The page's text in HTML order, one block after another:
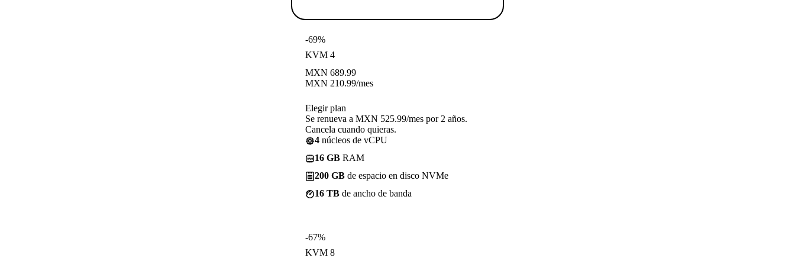
-69%
KVM 4
MXN 689.99
MXN 210.99/mes
Elegir plan
Se renueva a MXN 525.99/mes por 2 años.
Cancela cuando quieras.
4 núcleos de vCPU
16 GB RAM
200 GB de espacio en disco NVMe
16 TB de ancho de banda
-67%
KVM 8